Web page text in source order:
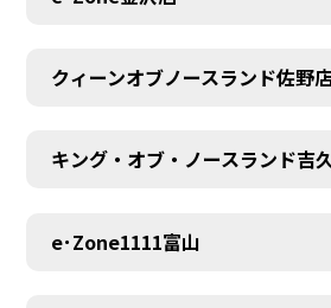
クィーンオブノースランド佐野
キング・オブ・ノースランド吉
e･Zone1111富山